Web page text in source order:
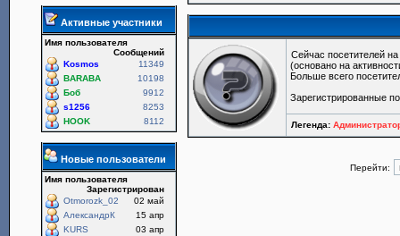
Активные участники
Имя пользователя
Сообщений
Kosmos
11349
BARABA
10198
Боб
9912
s1256
8253
HOOK
8112
Новые пользователи
Имя пользователя
Зарегистрирован
Otmorozk_02
02 май
АлександрК
15 апр
KURS
03 апр
Сейчас посетителей
(основано на
Больше всего
Зарегистрированные
Легенда:
Перейти: